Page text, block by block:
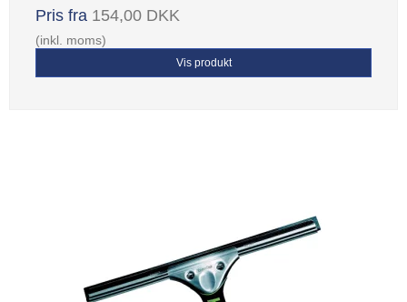
Pris fra 154,00 DKK
(inkl. moms)
Vis produkt